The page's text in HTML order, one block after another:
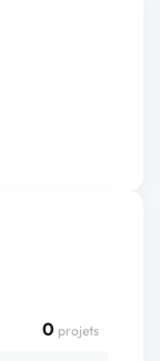
0 projets